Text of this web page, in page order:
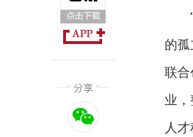
的
联
业
人